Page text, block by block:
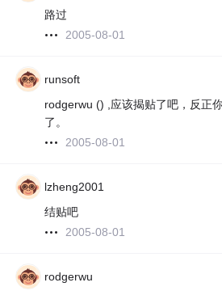
路过
2005-08-01
runsoft
rodgerwu () ,应该揭贴了吧，反正
了。
2005-08-01
lzheng2001
结贴吧
2005-08-01
rodgerwu